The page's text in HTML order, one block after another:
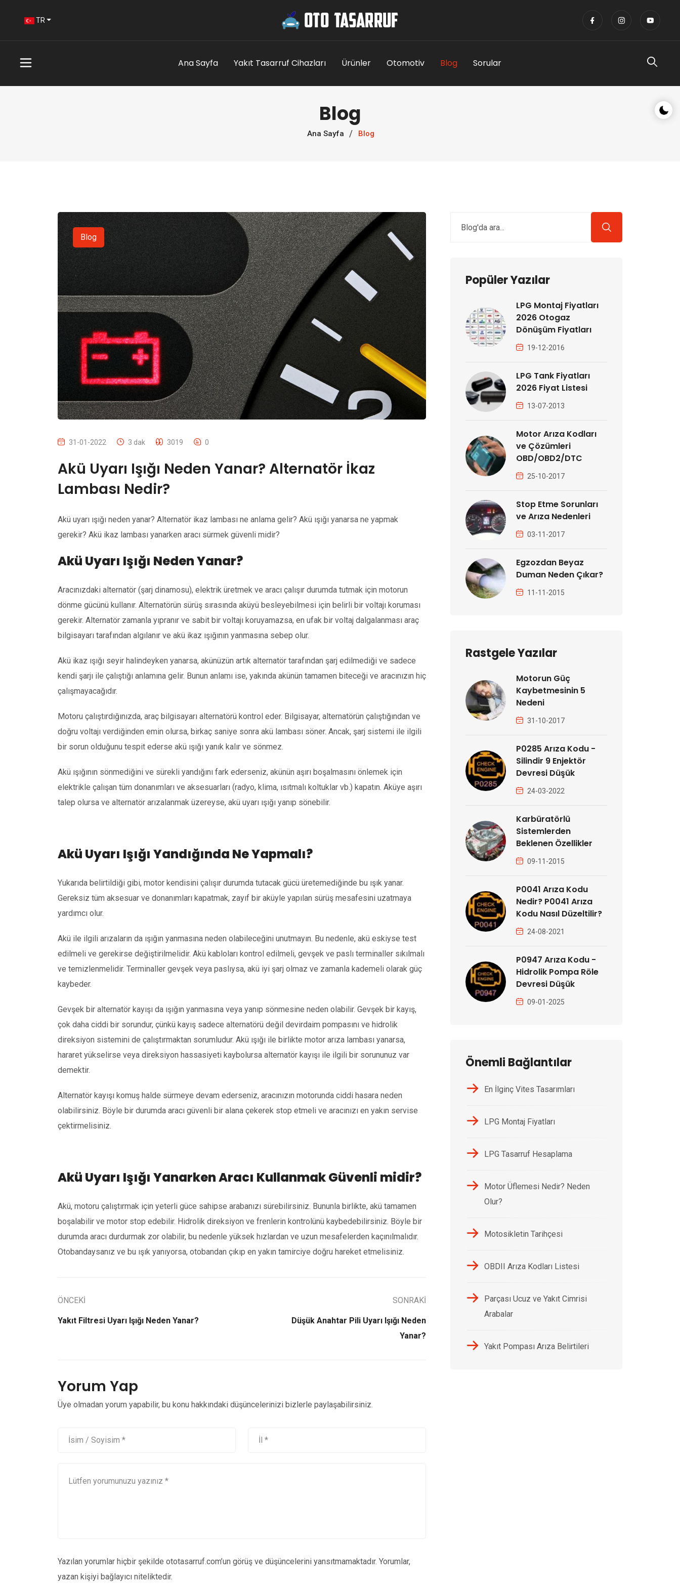
Gece/
TR
Ana Sayfa Yakıt Tasarruf Cihazları Ürünler Otomotiv Blog Sorular
Blog
Ana Sayfa Blog
Blog
31-01-2022 3 dak 3019 0
Akü Uyarı Işığı Neden Yanar? Alternatör İkaz
Lambası Nedir?
Akü uyarı ışığı neden yanar? Alternatör ikaz lambası ne anlama gelir? Akü ışığı yanarsa ne yapmak
gerekir? Akü ikaz lambası yanarken aracı sürmek güvenli midir?
Akü Uyarı Işığı Neden Yanar?
Aracınızdaki alternatör (şarj dinamosu), elektrik üretmek ve aracı çalışır durumda tutmak için motorun
dönme gücünü kullanır. Alternatörün sürüş sırasında aküyü besleyebilmesi için belirli bir voltajı koruması
gerekir. Alternatör zamanla yıpranır ve sabit bir voltajı koruyamazsa, en ufak bir voltaj dalgalanması araç
bilgisayarı tarafından algılanır ve akü ikaz ışığının yanmasına sebep olur.
Akü ikaz ışığı seyir halindeyken yanarsa, akünüzün artık alternatör tarafından şarj edilmediği ve sadece
kendi şarjı ile çalıştığı anlamına gelir. Bunun anlamı ise, yakında akünün tamamen biteceği ve aracınızın hiç
çalışmayacağıdır.
Motoru çalıştırdığınızda, araç bilgisayarı alternatörü kontrol eder. Bilgisayar, alternatörün çalıştığından ve
doğru voltajı verdiğinden emin olursa, birkaç saniye sonra akü lambası söner. Ancak, şarj sistemi ile ilgili
bir sorun olduğunu tespit ederse akü ışığı yanık kalır ve sönmez.
Akü ışığının sönmediğini ve sürekli yandığını fark ederseniz, akünün aşırı boşalmasını önlemek için
elektrikle çalışan tüm donanımları ve aksesuarları (radyo, klima, ısıtmalı koltuklar vb.) kapatın. Aküye aşırı
talep olursa ve alternatör arızalanmak üzereyse, akü uyarı ışığı yanıp sönebilir.
Akü Uyarı Işığı Yandığında Ne Yapmalı?
Yukarıda belirtildiği gibi, motor kendisini çalışır durumda tutacak gücü üretemediğinde bu ışık yanar.
Gereksiz tüm aksesuar ve donanımları kapatmak, zayıf bir aküyle yapılan sürüş mesafesini uzatmaya
yardımcı olur.
Akü ile ilgili arızaların da ışığın yanmasına neden olabileceğini unutmayın. Bu nedenle, akü eskiyse test
edilmeli ve gerekirse değiştirilmelidir. Akü kabloları kontrol edilmeli, gevşek ve paslı terminaller sıkılmalı
ve temizlenmelidir. Terminaller gevşek veya paslıysa, akü iyi şarj olmaz ve zamanla kademeli olarak güç
kaybeder.
Gevşek bir alternatör kayışı da ışığın yanmasına veya yanıp sönmesine neden olabilir. Gevşek bir kayış,
çok daha ciddi bir sorundur, çünkü kayış sadece alternatörü değil devirdaim pompasını ve hidrolik
direksiyon sistemini de çalıştırmaktan sorumludur. Akü ışığı ile birlikte motor arıza lambası yanarsa,
hararet yükselirse veya direksiyon hassasiyeti kaybolursa alternatör kayışı ile ilgili bir sorununuz var
demektir.
Alternatör kayışı komuş halde sürmeye devam ederseniz, aracınızın motorunda ciddi hasara neden
olabilirsiniz. Böyle bir durumda aracı güvenli bir alana çekerek stop etmeli ve aracınızı en yakın servise
çektirmelisiniz.
Akü Uyarı Işığı Yanarken Aracı Kullanmak Güvenli midir?
Akü, motoru çalıştırmak için yeterli güce sahipse arabanızı sürebilirsiniz. Bununla birlikte, akü tamamen
boşalabilir ve motor stop edebilir. Hidrolik direksiyon ve frenlerin kontrolünü kaybedebilirsiniz. Böyle bir
durumda aracı durdurmak zor olabilir, bu nedenle yüksek hızlardan ve uzun mesafelerden kaçınılmalıdır.
Otobandaysanız ve bu ışık yanıyorsa, otobandan çıkıp en yakın tamirciye doğru hareket etmelisiniz.
ÖNCEKİ
Yakıt Filtresi Uyarı Işığı Neden Yanar?
SONRAKİ
Düşük Anahtar Pili Uyarı Işığı Neden
Yanar?
Yorum Yap
Üye olmadan yorum yapabilir, bu konu hakkındaki düşüncelerinizi bizlerle paylaşabilirsiniz.
Yazılan yorumlar hiçbir şekilde ototasarruf.com’un görüş ve düşüncelerini yansıtmamaktadır. Yorumlar,
yazan kişiyi bağlayıcı niteliktedir.
Popüler Yazılar
LPG Montaj Fiyatları
2026 Otogaz
Dönüşüm Fiyatları
19-12-2016
LPG Tank Fiyatları
2026 Fiyat Listesi
13-07-2013
Motor Arıza Kodları
ve Çözümleri
OBD/OBD2/DTC
25-10-2017
Stop Etme Sorunları
ve Arıza Nedenleri
03-11-2017
Egzozdan Beyaz
Duman Neden Çıkar?
11-11-2015
Rastgele Yazılar
Motorun Güç
Kaybetmesinin 5
Nedeni
31-10-2017
P0285 Arıza Kodu -
Silindir 9 Enjektör
Devresi Düşük
24-03-2022
Karbüratörlü
Sistemlerden
Beklenen Özellikler
09-11-2015
P0041 Arıza Kodu
Nedir? P0041 Arıza
Kodu Nasıl Düzeltilir?
24-08-2021
P0947 Arıza Kodu -
Hidrolik Pompa Röle
Devresi Düşük
09-01-2025
Önemli Bağlantılar
En İlginç Vites Tasarımları
LPG Montaj Fiyatları
LPG Tasarruf Hesaplama
Motor Üflemesi Nedir? Neden
Olur?
Motosikletin Tarihçesi
OBDII Arıza Kodları Listesi
Parçası Ucuz ve Yakıt Cimrisi
Arabalar
Yakıt Pompası Arıza Belirtileri